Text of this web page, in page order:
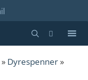
» Dyrespenner »